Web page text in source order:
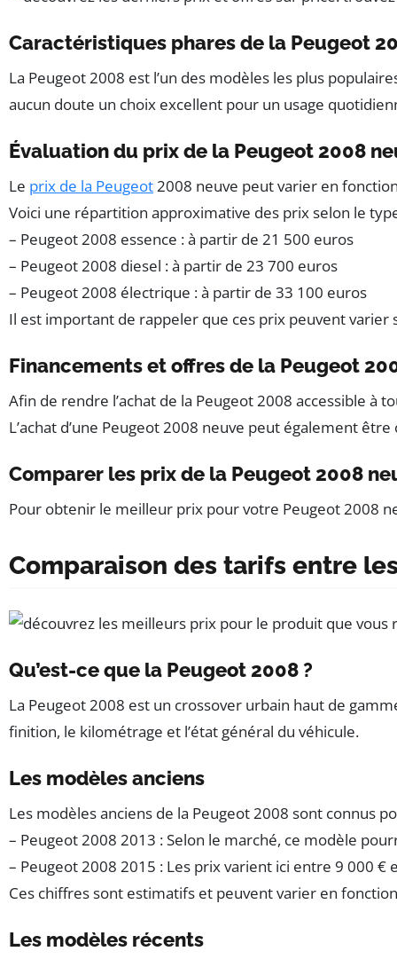
Caractéristiques phares de la Peugeot
La Peugeot 2008 est l’un des modèles les plus
aucun doute un choix excellent pour un usage
Évaluation du prix de la Peugeot 2008
Le prix de la Peugeot2008 neuve peut varier en
Voici une répartition approximative des prix selon le
– Peugeot 2008 essence : à partir de 21 500 euros
– Peugeot 2008 diesel : à partir de 23 700 euros
– Peugeot 2008 électrique : à partir de 33 100 euros
Il est important de rappeler que ces prix peuvent
Financements et offres de la Peugeot
Afin de rendre l’achat de la Peugeot 2008 accessible
L’achat d’une Peugeot 2008 neuve peut également
Comparer les prix de la Peugeot 2008
Pour obtenir le meilleur prix pour votre Peugeot 2008
Comparaison des tarifs entre
Qu’est-ce que la Peugeot 2008 ?
La Peugeot 2008 est un crossover urbain haut de
finition, le kilométrage et l’état général du véhicule.
Les modèles anciens
Les modèles anciens de la Peugeot 2008 sont connus
– Peugeot 2008 2013 : Selon le marché, ce modèle
– Peugeot 2008 2015 : Les prix varient ici entre 9 000
Ces chiffres sont estimatifs et peuvent varier en
Les modèles récents